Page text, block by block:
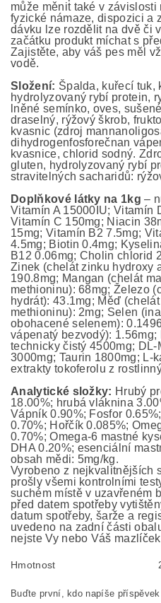
může měnit také v
fyzické námaze, dispozici a
dávku lze rozdělit na dvě či
začátku produkt míchat s
Zajistěte, aby váš pes měl
vodě.
Složení: Špalda, kuřecí tuk,
hydrolyzovaný rybí protein,
lněné semínko, oves,
draselný, rýžový škrob,
kvasnic (zdroj
dihydrogenfosforečnan
kvasnice, chlorid sodný.
gluten, hydrolyzovaný rybí
stravitelných sacharidů:
Doplňkové látky na 1kg–
Vitamín A 15000IU; Vitamín
Vitamín C 150mg; Niacin
15mg; Vitamín B2 7.5mg;
4.5mg; Biotin 0.4mg;
B12 0.06mg; Cholin chlorid
Zinek (chelát zinku hydroxy
190.8mg; Mangan (chelát
methioninu): 68mg; Železo
hydrát): 43.1mg; Měď
methioninu): 2mg; Selen
obohacené selenem):
vápenatý bezvodý):
technicky čistý 4500mg;
3000mg; Taurin 1800mg; L-
extrakty tokoferolu z
Analytické složky: Hrubý
18.00%; hrubá vláknina
Vápník 0.90%; Fosfor
0.70%; Hořčík 0.085%;
0.70%; Omega-6 mastné
DHA 0.20%; esenciální
obsah mědi: 5mg/kg.
Vyrobeno z nejkvalitnějších
prošly všemi kontrolními
suchém místě v uzavřeném
před datem spotřeby
datum spotřeby, šarže a
uvedeno na zadní části
nejste Vy nebo Váš
Hmotnost
Buďte první, kdo napíše